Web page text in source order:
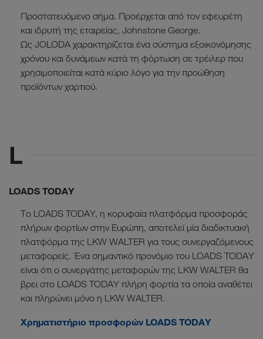
Προστατευόµενο σήµα. Προέρχεται από τον εφευρέτη
και ιδρυτή της εταιρείας, Johnstone George.
Ως JOLODA χαρακτηρίζεται ένα σύστημα εξοικονόμησης
χρόνου και δυνάμεων κατά τη φόρτωση σε τρέιλερ που
χρησιμοποιείται κατά κύριο λόγο για την προώθηση
προϊόντων χαρτιού.
L
LOADS TODAY
Το LOADS TODAY, η κορυφαία πλατφόρμα προσφοράς
πλήρων φορτίων στην Ευρώπη, αποτελεί μία διαδικτυακή
πλατφόρμα της LKW WALTER για τους συνεργαζόμενους
μεταφορείς. Ένα σημαντικό προνόμιο του LOADS TODAY
είναι ότι ο συνεργάτης μεταφορών της LKW WALTER θα
βρει στο LOADS TODAY πλήρη φορτία τα οποία αναθέτει
και πληρώνει μόνο η LKW WALTER.
Χρηματιστήριο προσφορών LOADS TODAY